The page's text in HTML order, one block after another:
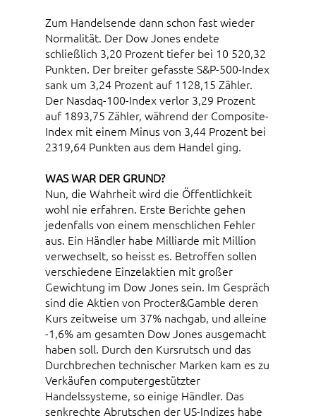
Zum Handelsende dann schon fast wieder
Normalität. Der Dow Jones endete
schließlich 3,20 Prozent tiefer bei 10 520,32
Punkten. Der breiter gefasste S&P-500-Index
sank um 3,24 Prozent auf 1128,15 Zähler.
Der Nasdaq-100-Index verlor 3,29 Prozent
auf 1893,75 Zähler, während der Composite-
Index mit einem Minus von 3,44 Prozent bei
2319,64 Punkten aus dem Handel ging.
WAS WAR DER GRUND?
Nun, die Wahrheit wird die Öffentlichkeit
wohl nie erfahren. Erste Berichte gehen
jedenfalls von einem menschlichen Fehler
aus. Ein Händler habe Milliarde mit Million
verwechselt, so heisst es. Betroffen sollen
verschiedene Einzelaktien mit großer
Gewichtung im Dow Jones sein. Im Gespräch
sind die Aktien von Procter&Gamble deren
Kurs zeitweise um 37% nachgab, und alleine
-1,6% am gesamten Dow Jones ausgemacht
haben soll. Durch den Kursrutsch und das
Durchbrechen technischer Marken kam es zu
Verkäufen computergestützter
Handelssysteme, so einige Händler. Das
senkrechte Abrutschen der US-Indizes habe